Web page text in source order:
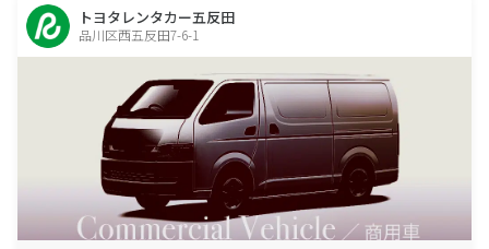
トヨタレンタカー五反田
品川区西五反田7-6-1